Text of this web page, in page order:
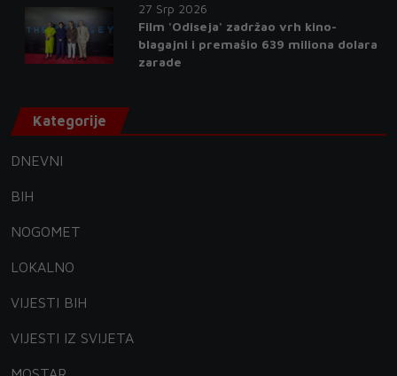
27 Srp 2026
Film 'Odiseja' zadržao vrh kino-
blagajni i premašio 639 miliona dolara
zarade
Kategorije
DNEVNI
BIH
NOGOMET
LOKALNO
VIJESTI BIH
VIJESTI IZ SVIJETA